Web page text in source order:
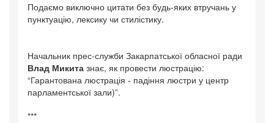
Подаємо виключно цитати без будь-яких втручань у
пунктуацію, лексику чи стилістику.
Начальник прес-служби Закарпатської обласної ради
Влад Микита знає, як провести люстрацію:
“Гарантована люстрація - падіння люстри у центр
парламентської зали)”.
***